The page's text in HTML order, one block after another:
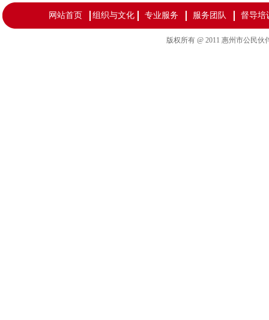
网站首页 组织与文化 专业服务 服务团队 督导培
版权所有 @ 2011 惠州市公民